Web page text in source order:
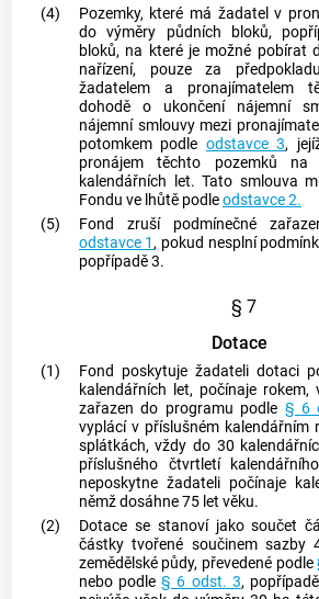
(4)
Pozemky, které má žadatel v
do výměry půdních bloků,
bloků, na které je možné pobírat
nařízení, pouze za
žadatelem a pronajímatelem
dohodě o ukončení nájemní
nájemní smlouvy mezi
potomkem podle odstavce 3,
pronájem těchto pozemků
kalendářních let. Tato smlouva
Fondu ve lhůtě podleodstavce 2.
(5)
Fond zruší podmínečné
odstavce 1, pokud nesplní
popřípadě 3.
§ 7
Dotace
(1)
Fond poskytuje žadateli dotaci
kalendářních let, počínaje rokem,
zařazen do programu podle § 6
vyplácí v příslušném kalendářním
splátkách, vždy do 30
příslušného čtvrtletí
neposkytne žadateli počínaje
němž dosáhne 75 let věku.
(2)
Dotace se stanoví jako součet
částky tvořené součinem
zemědělské půdy, převedené podle
nebo podle§ 6 odst. 3,